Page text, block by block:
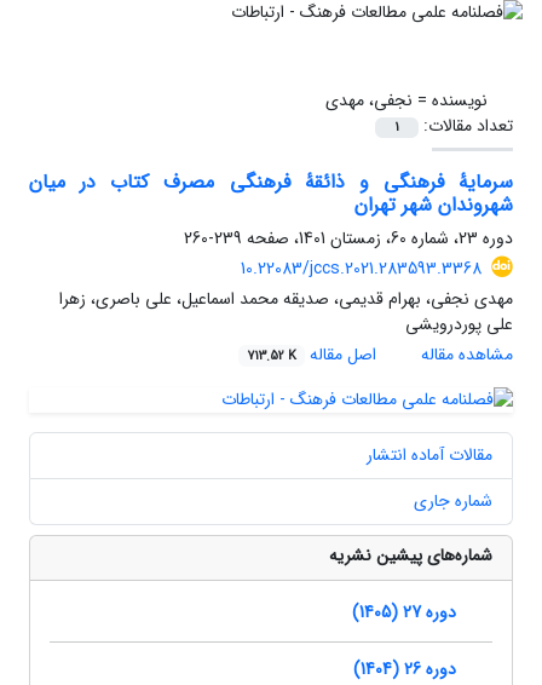
نویسنده = نجفی، مهدی
تعداد مقالات:
1
سرمایۀ فرهنگی و ذائقۀ فرهنگی مصرف کتاب در میان
شهروندان شهر تهران
دوره 23، شماره 60، زمستان 1401، صفحه
239-260
10.22083/jccs.2021.283593.3368
مهدی نجفی، بهرام قدیمی، صدیقه محمد اسماعیل، علی باصری، زهرا
علی پوردرویشی
مشاهده مقاله
اصل مقاله 713.52 K
مقالات آماده انتشار
شماره جاری
شماره‌های پیشین نشریه
دوره 27 (1405)
دوره 26 (1404)